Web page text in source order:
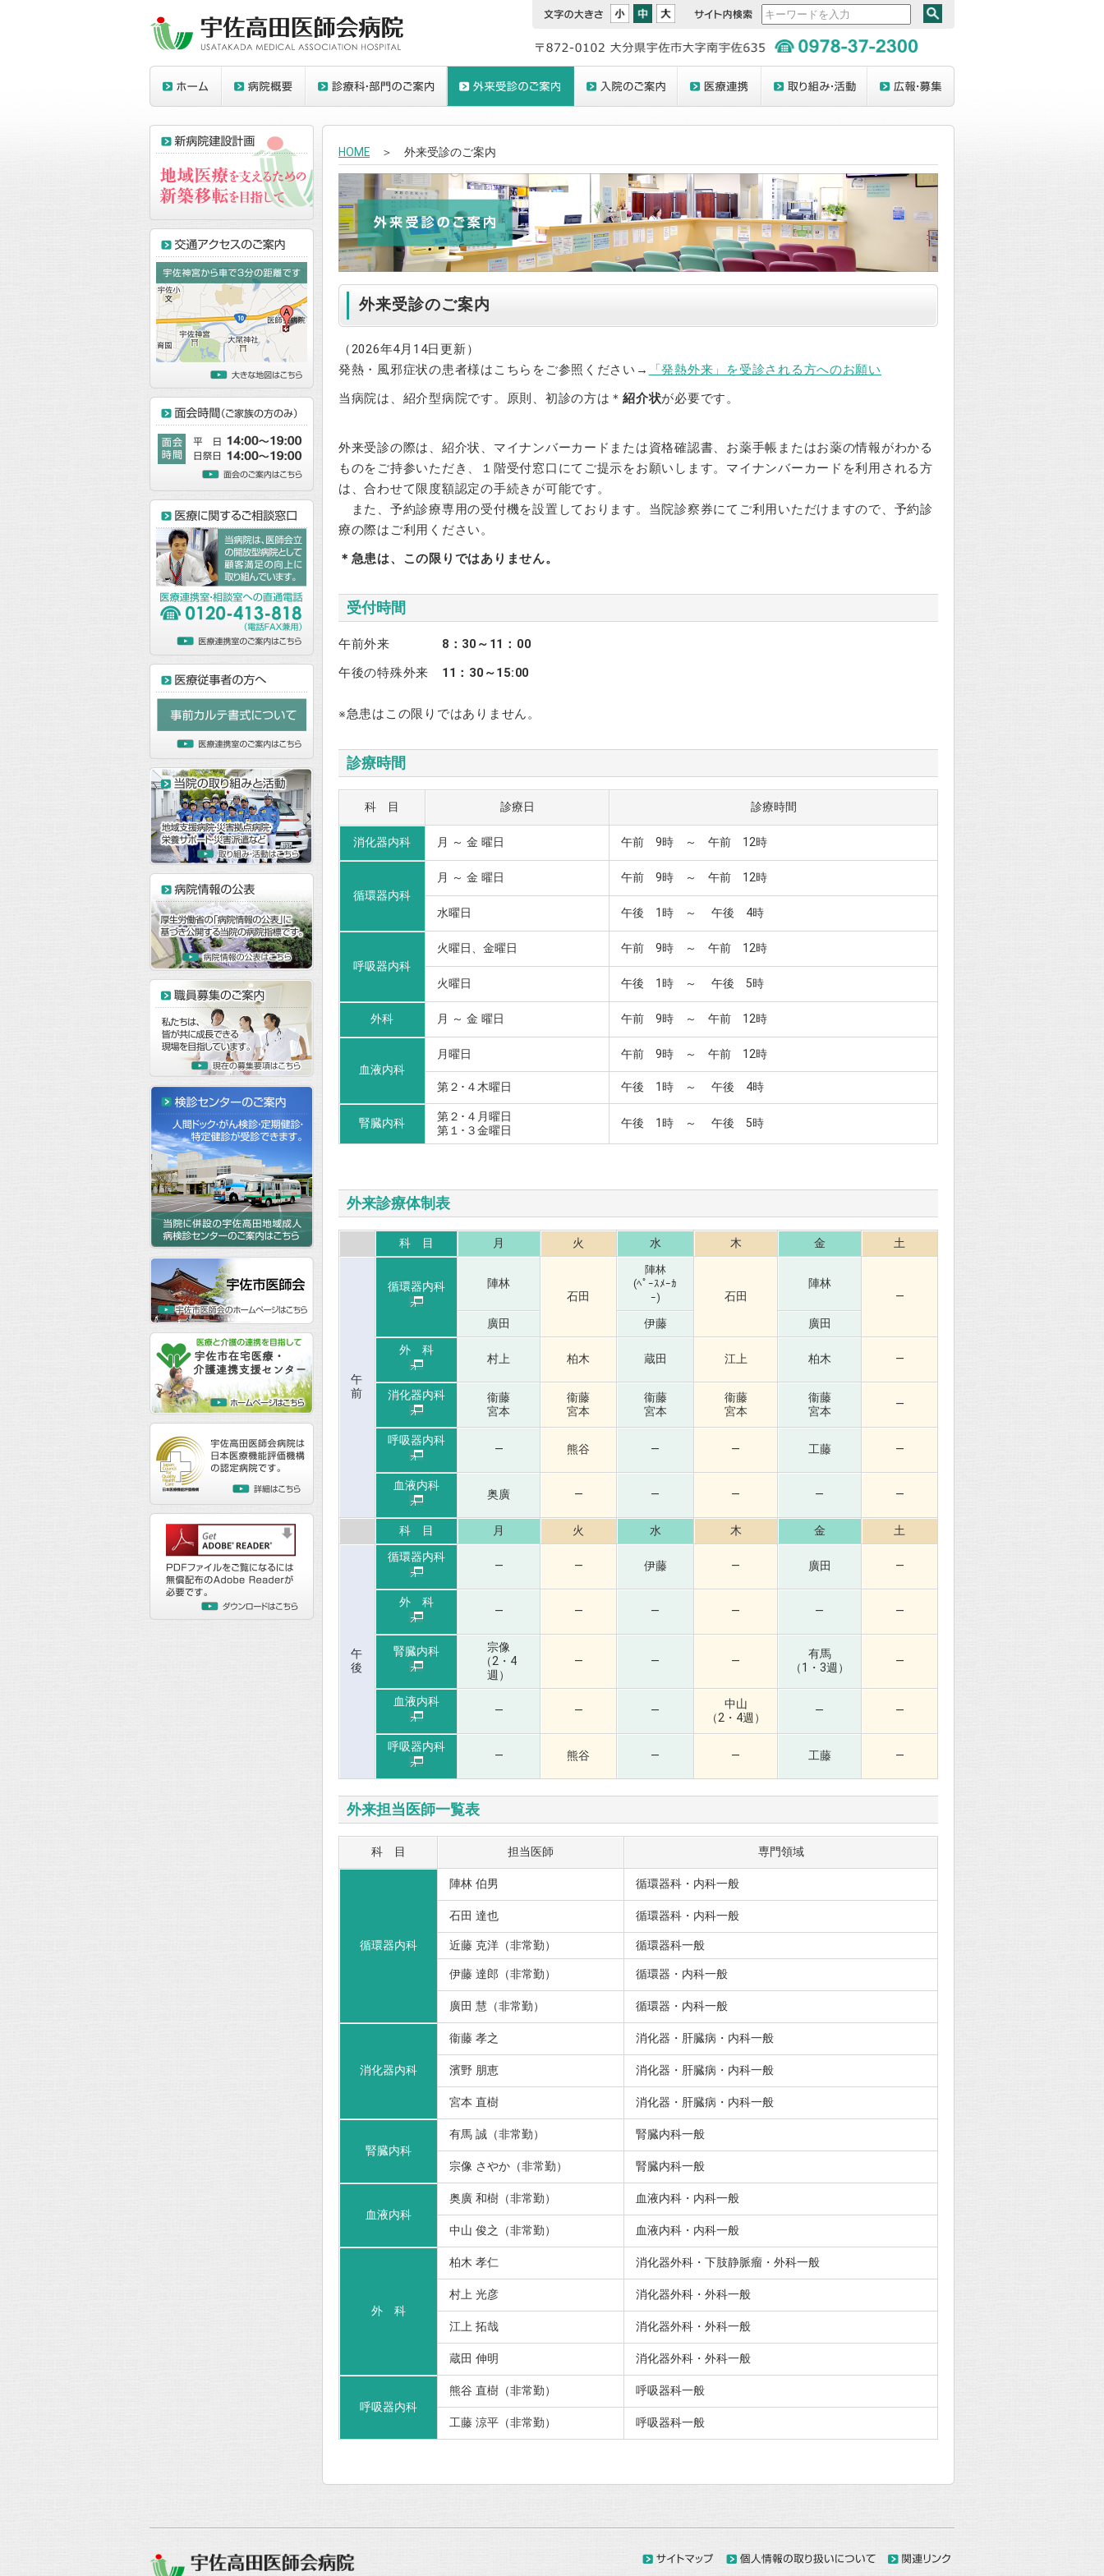
HOME ＞ 外来受診のご案内
外来受診のご案内
（2026年4月14日更新）
発熱・風邪症状の患者様はこちらをご参照ください→
「発熱外来」を受診される方へのお願い
当病院は、紹介型病院です。原則、初診の方は＊紹介状が必要です。
外来受診の際は、紹介状、マイナンバーカードまたは資格確認書、お薬手帳またはお薬の情報がわかる
ものをご持参いただき、１階受付窓口にてご提示をお願いします。マイナンバーカードを利用される方
は、合わせて限度額認定の手続きが可能です。
また、予約診療専用の受付機を設置しております。当院診察券にてご利用いただけますので、予約診
療の際はご利用ください。
＊急患は、この限りではありません。
受付時間
午前外来 8：30～11：00
午後の特殊外来 11：30～15:00
※急患はこの限りではありません。
診療時間
科 目 診療日 診療時間
消化器内科 月 ～ 金 曜日 午前 9時 ～ 午前 12時
循環器内科
月 ～ 金 曜日 午前 9時 ～ 午前 12時
水曜日 午後 1時 ～ 午後 4時
呼吸器内科
火曜日、金曜日 午前 9時 ～ 午前 12時
火曜日 午後 1時 ～ 午後 5時
外科 月 ～ 金 曜日 午前 9時 ～ 午前 12時
血液内科
月曜日 午前 9時 ～ 午前 12時
第２･４木曜日 午後 1時 ～ 午後 4時
腎臓内科
第２･４月曜日
第１･３金曜日
午後 1時 ～ 午後 5時
外来診療体制表
科 目 月 火 水 木 金 土
午
前
循環器内科
陣林
石田
陣林
(ﾍﾟｰｽﾒｰｶ
ｰ)
石田
陣林
—
廣田 伊藤
廣田
外 科
村上 柏木 蔵田 江上 柏木 —
消化器内科
衞藤
宮本
衞藤
宮本
衞藤
宮本
衞藤
宮本
衞藤
宮本
—
呼吸器内科
— 熊谷 — — 工藤 —
血液内科
奥廣 — — — — —
科 目 月 火 水 木 金 土
午
後
循環器内科
— — 伊藤 — 廣田 —
外 科
— — — — — —
腎臓内科
宗像
（2・4
週）
— — —
有馬
（1・3週）
—
血液内科
— — —
中山
（2・4週）
— —
呼吸器内科
— 熊谷 — — 工藤 —
外来担当医師一覧表
科 目 担当医師 専門領域
循環器内科
陣林 伯男 循環器科・内科一般
石田 達也 循環器科・内科一般
近藤 克洋（非常勤） 循環器科一般
伊藤 達郎（非常勤） 循環器・内科一般
廣田 慧（非常勤） 循環器・内科一般
消化器内科
衞藤 孝之 消化器・肝臓病・内科一般
濱野 朋恵 消化器・肝臓病・内科一般
宮本 直樹 消化器・肝臓病・内科一般
腎臓内科
有馬 誠（非常勤） 腎臓内科一般
宗像 さやか（非常勤） 腎臓内科一般
血液内科
奥廣 和樹（非常勤） 血液内科・内科一般
中山 俊之（非常勤） 血液内科・内科一般
外 科
柏木 孝仁 消化器外科・下肢静脈瘤・外科一般
村上 光彦 消化器外科・外科一般
江上 拓哉 消化器外科・外科一般
蔵田 伸明 消化器外科・外科一般
呼吸器内科
熊谷 直樹（非常勤） 呼吸器科一般
工藤 涼平（非常勤） 呼吸器科一般